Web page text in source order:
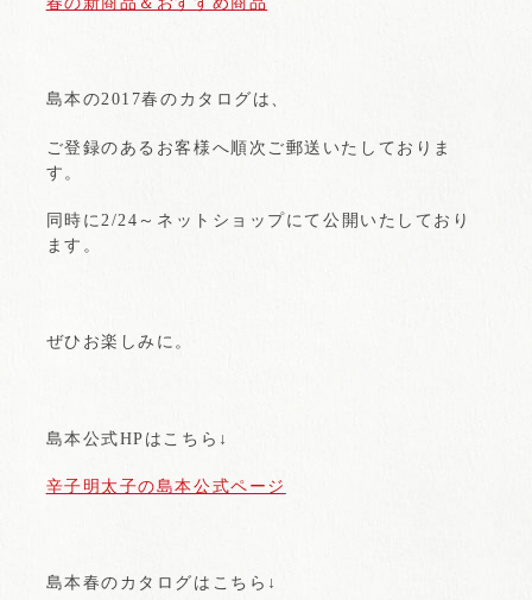
島本の2017春のカタログは、
ご登録のあるお客様へ順次ご郵送いたしておりま
す。
同時に2/24～ネットショップにて公開いたしており
ます。
ぜひお楽しみに。
島本公式HPはこちら↓
辛子明太子の島本公式ページ
島本春のカタログはこちら↓